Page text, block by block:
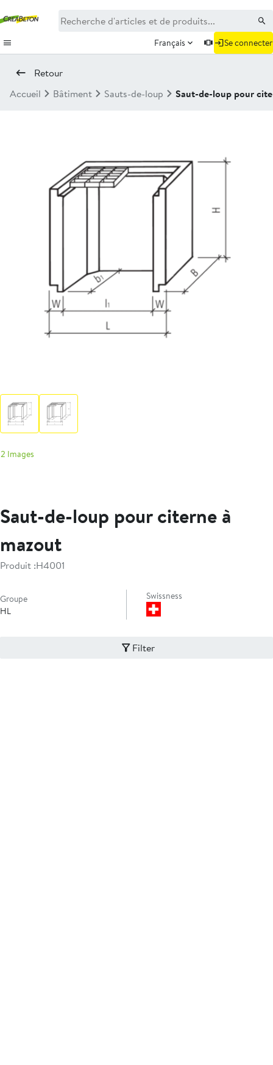
Français Se connecter
Retour
Accueil
Bâtiment Sauts-de-loup Saut-de-loup pour
2 Images
Saut-de-loup pour citerne à
mazout
Produit :H4001
Groupe
HL
Swissness
Filter